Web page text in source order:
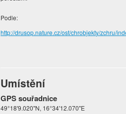
Podle:
http://drusop.nature.cz/ost/chrobjekty/zchru/
Umístění
GPS souřadnice
49°18'9.020"N, 16°34'12.070"E